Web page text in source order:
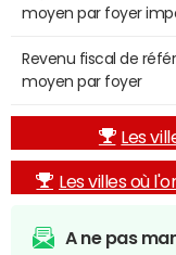
moyen par foyer
Revenu fiscal de
moyen par foyer
Les
Les villes où
A ne pas